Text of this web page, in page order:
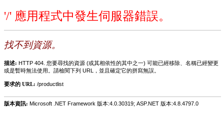
'/' 應用程式中發生伺服器錯誤。
找不到資源。
描述: HTTP 404. 您要尋找的資源 (或其相依性的其中之一) 可能已經移除、名稱已經變更
或是暫時無法使用。請檢閱下列 URL，並且確定它的拼寫無誤。
要求的 URL: /productlist
版本資訊: Microsoft .NET Framework 版本:4.0.30319; ASP.NET 版本:4.8.4797.0